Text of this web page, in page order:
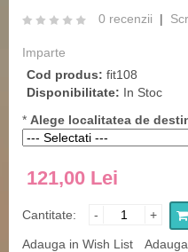
0 recenzii |
Imparte
Cod produs: fit108
Disponibilitate: In Stoc
* Alege localitatea de
121,00 Lei
Cantitate: - +
Adauga in Wish List